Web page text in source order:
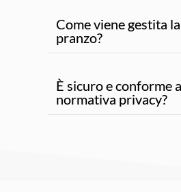
Come viene gestita
pranzo?
È sicuro e conforme
normativa privacy?